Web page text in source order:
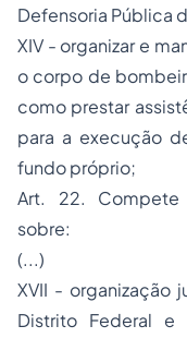
Defensoria Pública
XIV - organizar e
o corpo de
como prestar
para a execução
fundo próprio;
Art. 22. Compete
sobre:
(...)
XVII - organização
Distrito Federal e